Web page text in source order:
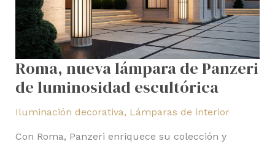
Roma, nueva lámpara de Panzeri
de luminosidad escultórica
Iluminación decorativa, Lámparas de interior
Con Roma, Panzeri enriquece su colección y